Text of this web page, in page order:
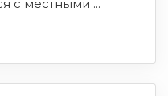
с местными ...